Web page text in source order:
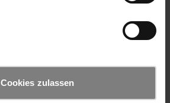
Cookies zulassen